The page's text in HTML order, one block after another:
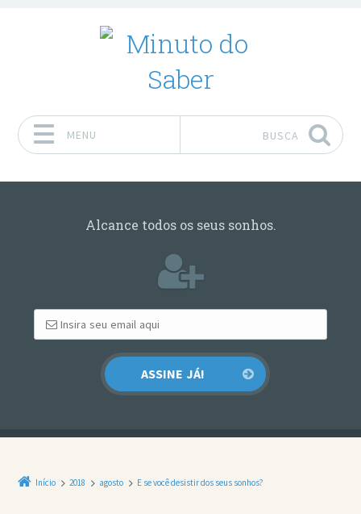
MENU BUSCA
Alcance todos os seus sonhos.
Início 2018 agosto E se você desistir dos seus sonhos?